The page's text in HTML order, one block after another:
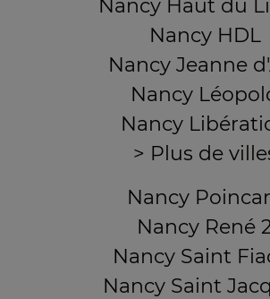
Nancy Haut du
Nancy HDL
Nancy Jeanne
Nancy
Nancy
> Plus de
Nancy
Nancy René
Nancy Saint
Nancy Saint